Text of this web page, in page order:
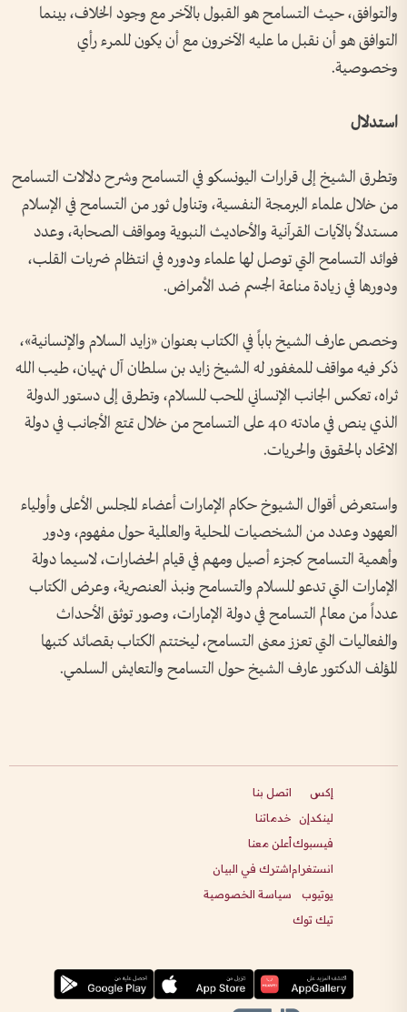
والتوافق، حيث التسامح هو القبول بالآخر مع وجود الخلاف، بينما
التوافق هو أن نقبل ما عليه الآخرون مع أن يكون للمرء رأي
وخصوصية.
استدلال
وتطرق الشيخ إلى قرارات اليونسكو في التسامح وشرح دلالات التسامح
من خلال علماء البرمجة النفسية، وتناول ثور من التسامح في الإسلام
مستدلاً بالآيات القرآنية والأحاديث النبوية ومواقف الصحابة، وعدد
فوائد التسامح التي توصل لها علماء ودوره في انتظام ضربات القلب،
ودورها في زيادة مناعة الجسم ضد الأمراض.
وخصص عارف الشيخ باباً في الكتاب بعنوان «زايد السلام والإنسانية»،
ذكر فيه مواقف للمغفور له الشيخ زايد بن سلطان آل نهيان، طيب الله
ثراه، تعكس الجانب الإنساني المحب للسلام، وتطرق إلى دستور الدولة
الذي ينص في مادته 40 على التسامح من خلال تمتع الأجانب في دولة
الاتحاد بالحقوق والحريات.
واستعرض أقوال الشيوخ حكام الإمارات أعضاء المجلس الأعلى وأولياء
العهود وعدد من الشخصيات المحلية والعالمية حول مفهوم، ودور
وأهمية التسامح كجزء أصيل ومهم في قيام الحضارات، لاسيما دولة
الإمارات التي تدعو للسلام والتسامح ونبذ العنصرية، وعرض الكتاب
عدداً من معالم التسامح في دولة الإمارات، وصور توثق الأحداث
والفعاليات التي تعزز معنى التسامح، ليختتم الكتاب بقصائد كتبها
المؤلف الدكتور عارف الشيخ حول التسامح والتعايش السلمي.
إكس
لينكدإن
فيسبوك
انستغرام
يوتيوب
تيك توك
اتصل بنا
خدماتنا
أعلن معنا
اشترك في البيان
سياسة الخصوصية